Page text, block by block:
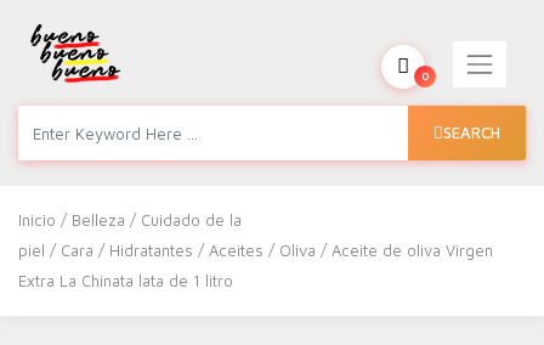
SEARCH
0
Inicio / Belleza / Cuidado de la
piel / Cara / Hidratantes /Aceites / Oliva / Aceite de oliva Virgen
Extra La Chinata lata de 1 litro